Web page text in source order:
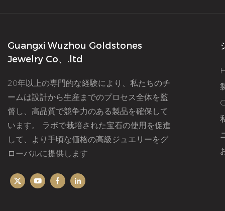
Guangxi Wuzhou Goldstones
Jewelry Co、.ltd
20年以上の専門的な経験により、私たちのチ
ームは設計から生産までのプロセス全体を監
督し、高品質で競争力のある製品を確保して
います。 ラボで栽培された宝石の使用を促進
して、より手頃な価格の高級ジュエリーをグ
ローバルに提供します